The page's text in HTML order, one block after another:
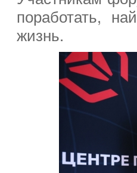
поработать,
жизнь.